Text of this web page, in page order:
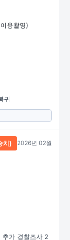
용촬영)
귀
치) 2026년 02월
추가 경찰조사 2